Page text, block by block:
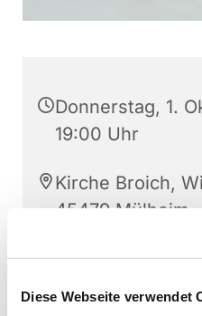
Diese Webseite verwendet
Donnerstag, 1.
19:00 Uhr
Kirche Broich,
45479 Mülheim